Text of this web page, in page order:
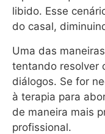
libido. Esse
do casal,
Uma das
tentando resolver
diálogos. Se for
à terapia para
de maneira mais
profissional.